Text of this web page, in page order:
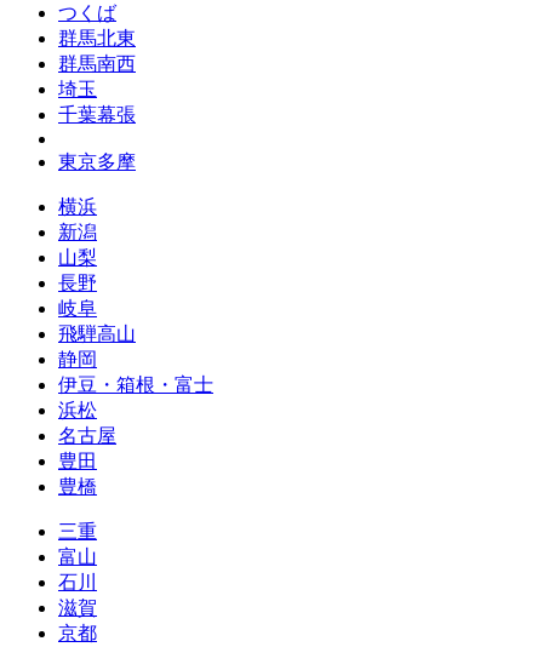
つくば
群馬北東
群馬南西
埼玉
千葉幕張
東京多摩
横浜
新潟
山梨
長野
岐阜
飛騨高山
静岡
伊豆・箱根・富士
浜松
名古屋
豊田
豊橋
三重
富山
石川
滋賀
京都